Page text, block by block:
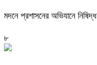
মদনে প্রশাসনের অভিযানে
৮